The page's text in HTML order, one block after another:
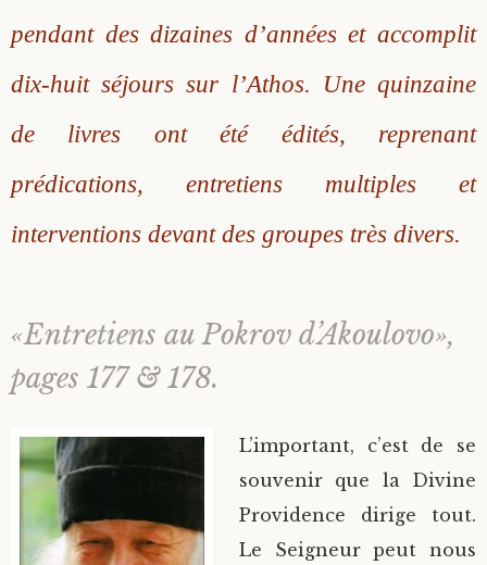
pendant des dizaines d’années et accomplit
dix-huit séjours sur l’Athos. Une quinzaine
de livres ont été édités, reprenant
prédications, entretiens multiples et
interventions devant des groupes très divers.
«Entretiens au Pokrov d’Akoulovo»,
pages 177 & 178.
L’important, c’est de se
souvenir que la Divine
Providence dirige tout.
Le Seigneur peut nous